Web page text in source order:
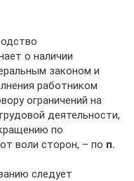
о наличии
законом и
работником
ограничений на
деятельности,
по
воли сторон, – по п.
следует